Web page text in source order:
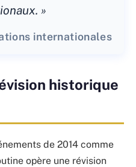
»
internationales
historique
de 2014 comme
opère une révision